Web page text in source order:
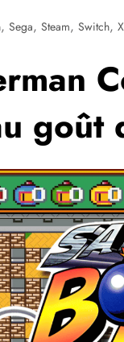
, Sega, Steam, Switch,
goût